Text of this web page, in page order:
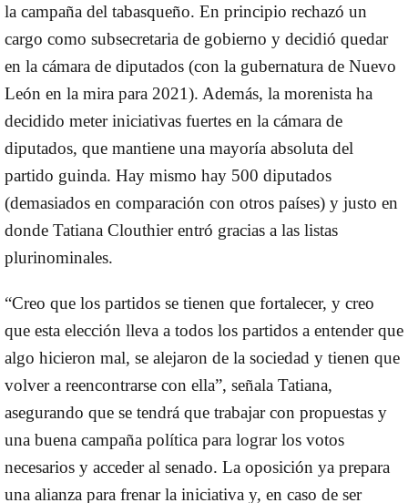
la campaña del tabasqueño. En principio rechazó un
cargo como subsecretaria de gobierno y decidió quedar
en la cámara de diputados (con la gubernatura de Nuevo
León en la mira para 2021). Además, la morenista ha
decidido meter iniciativas fuertes en la cámara de
diputados, que mantiene una mayoría absoluta del
partido guinda. Hay mismo hay 500 diputados
(demasiados en comparación con otros países) y justo en
donde Tatiana Clouthier entró gracias a las listas
plurinominales.
“Creo que los partidos se tienen que fortalecer, y creo
que esta elección lleva a todos los partidos a entender que
algo hicieron mal, se alejaron de la sociedad y tienen que
volver a reencontrarse con ella”, señala Tatiana,
asegurando que se tendrá que trabajar con propuestas y
una buena campaña política para lograr los votos
necesarios y acceder al senado. La oposición ya prepara
una alianza para frenar la iniciativa y, en caso de ser